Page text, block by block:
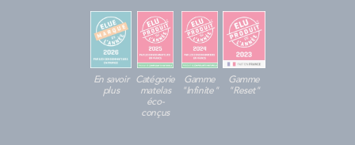
En savoir
plus
Catégorie
matelas
éco-
conçus
Gamme
"Infinite"
Gamme
"Reset"